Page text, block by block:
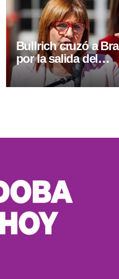
Bullrich cruzó a
por la salida del
embajador y
“En 2025, Lula